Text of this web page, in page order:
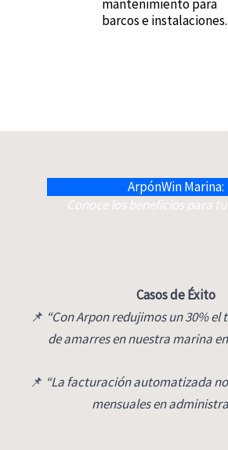
mantenimiento para
barcos e instalaciones.
ArpónWin Marina:
Conoce los beneficios para
Casos de Éxito
📌 “Con Arpon redujimos un 30%
de amarres en nuestra marina
📌 “La facturación automatizada
mensuales en